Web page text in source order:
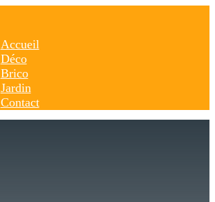
Accueil
Déco
Brico
Jardin
Contact